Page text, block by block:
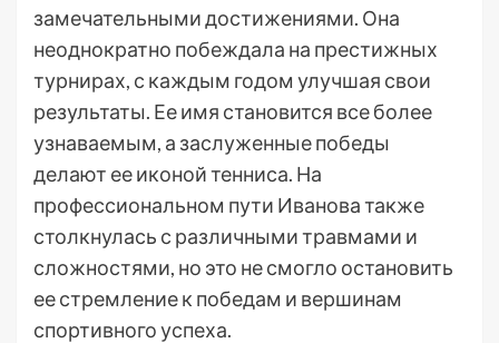
замечательными достижениями. Она
неоднократно побеждала на престижных
турнирах, с каждым годом улучшая свои
результаты. Ее имя становится все более
узнаваемым, а заслуженные победы
делают ее иконой тенниса. На
профессиональном пути Иванова также
столкнулась с различными травмами и
сложностями, но это не смогло остановить
ее стремление к победам и вершинам
спортивного успеха.